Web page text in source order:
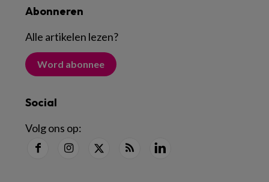
Abonneren
Alle artikelen lezen?
Word abonnee
Social
Volg ons op: